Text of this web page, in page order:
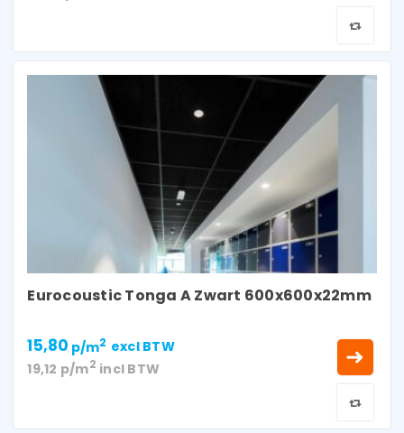
Eurocoustic Tonga A Zwart 600x600x22mm
15,80 p/m2 excl BTW
19,12 p/m2 incl BTW